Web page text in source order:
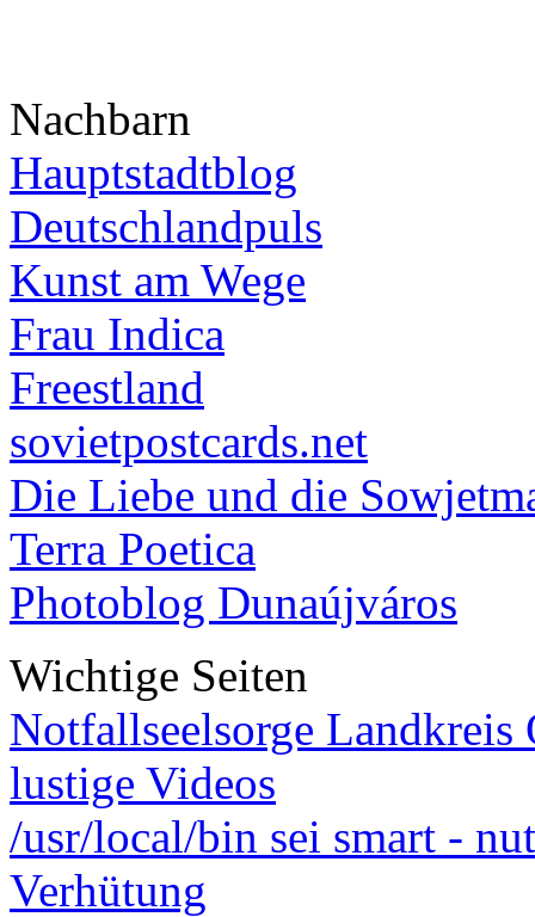
Nachbarn
Hauptstadtblog
Deutschlandpuls
Kunst am Wege
Frau Indica
Freestland
sovietpostcards.net
Die Liebe und die
Terra Poetica
Photoblog Dunaújváros
Wichtige Seiten
Notfallseelsorge Landkreis
lustige Videos
/usr/local/bin sei smart -
Verhütung